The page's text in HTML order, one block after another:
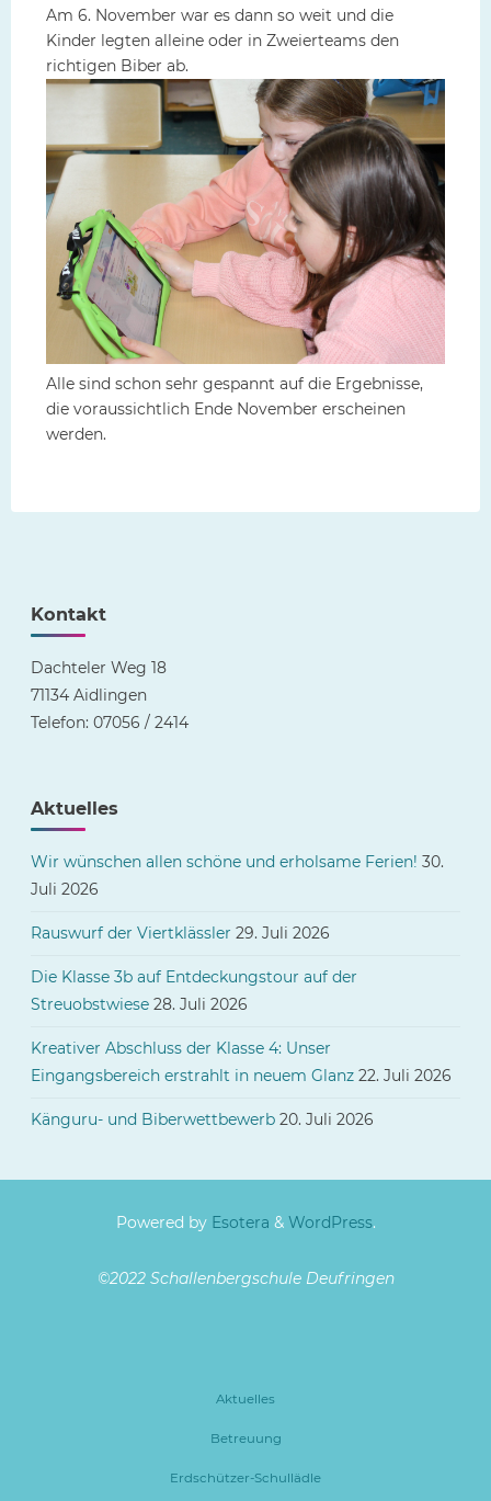
Am 6. November war es dann so weit und die
Kinder legten alleine oder in Zweierteams den
richtigen Biber ab.
Alle sind schon sehr gespannt auf die Ergebnisse,
die voraussichtlich Ende November erscheinen
werden.
Kontakt
Dachteler Weg 18
71134 Aidlingen
Telefon: 07056 / 2414
Aktuelles
Wir wünschen allen schöne und erholsame Ferien! 30.
Juli 2026
Rauswurf der Viertklässler 29. Juli 2026
Die Klasse 3b auf Entdeckungstour auf der
Streuobstwiese 28. Juli 2026
Kreativer Abschluss der Klasse 4: Unser
Eingangsbereich erstrahlt in neuem Glanz 22. Juli 2026
Känguru- und Biberwettbewerb 20. Juli 2026
Powered byEsotera & WordPress.
©2022 Schallenbergschule Deufringen
Aktuelles
Betreuung
Erdschützer-Schullädle